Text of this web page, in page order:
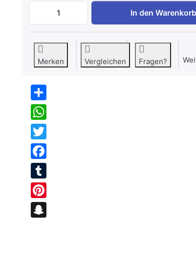
Bio Darjeeling Flugtee 2026
In den Warenkorb
Merken Vergleichen Fragen?
Share
WhatsApp
Twitter
Facebook
Tumblr
Pinterest